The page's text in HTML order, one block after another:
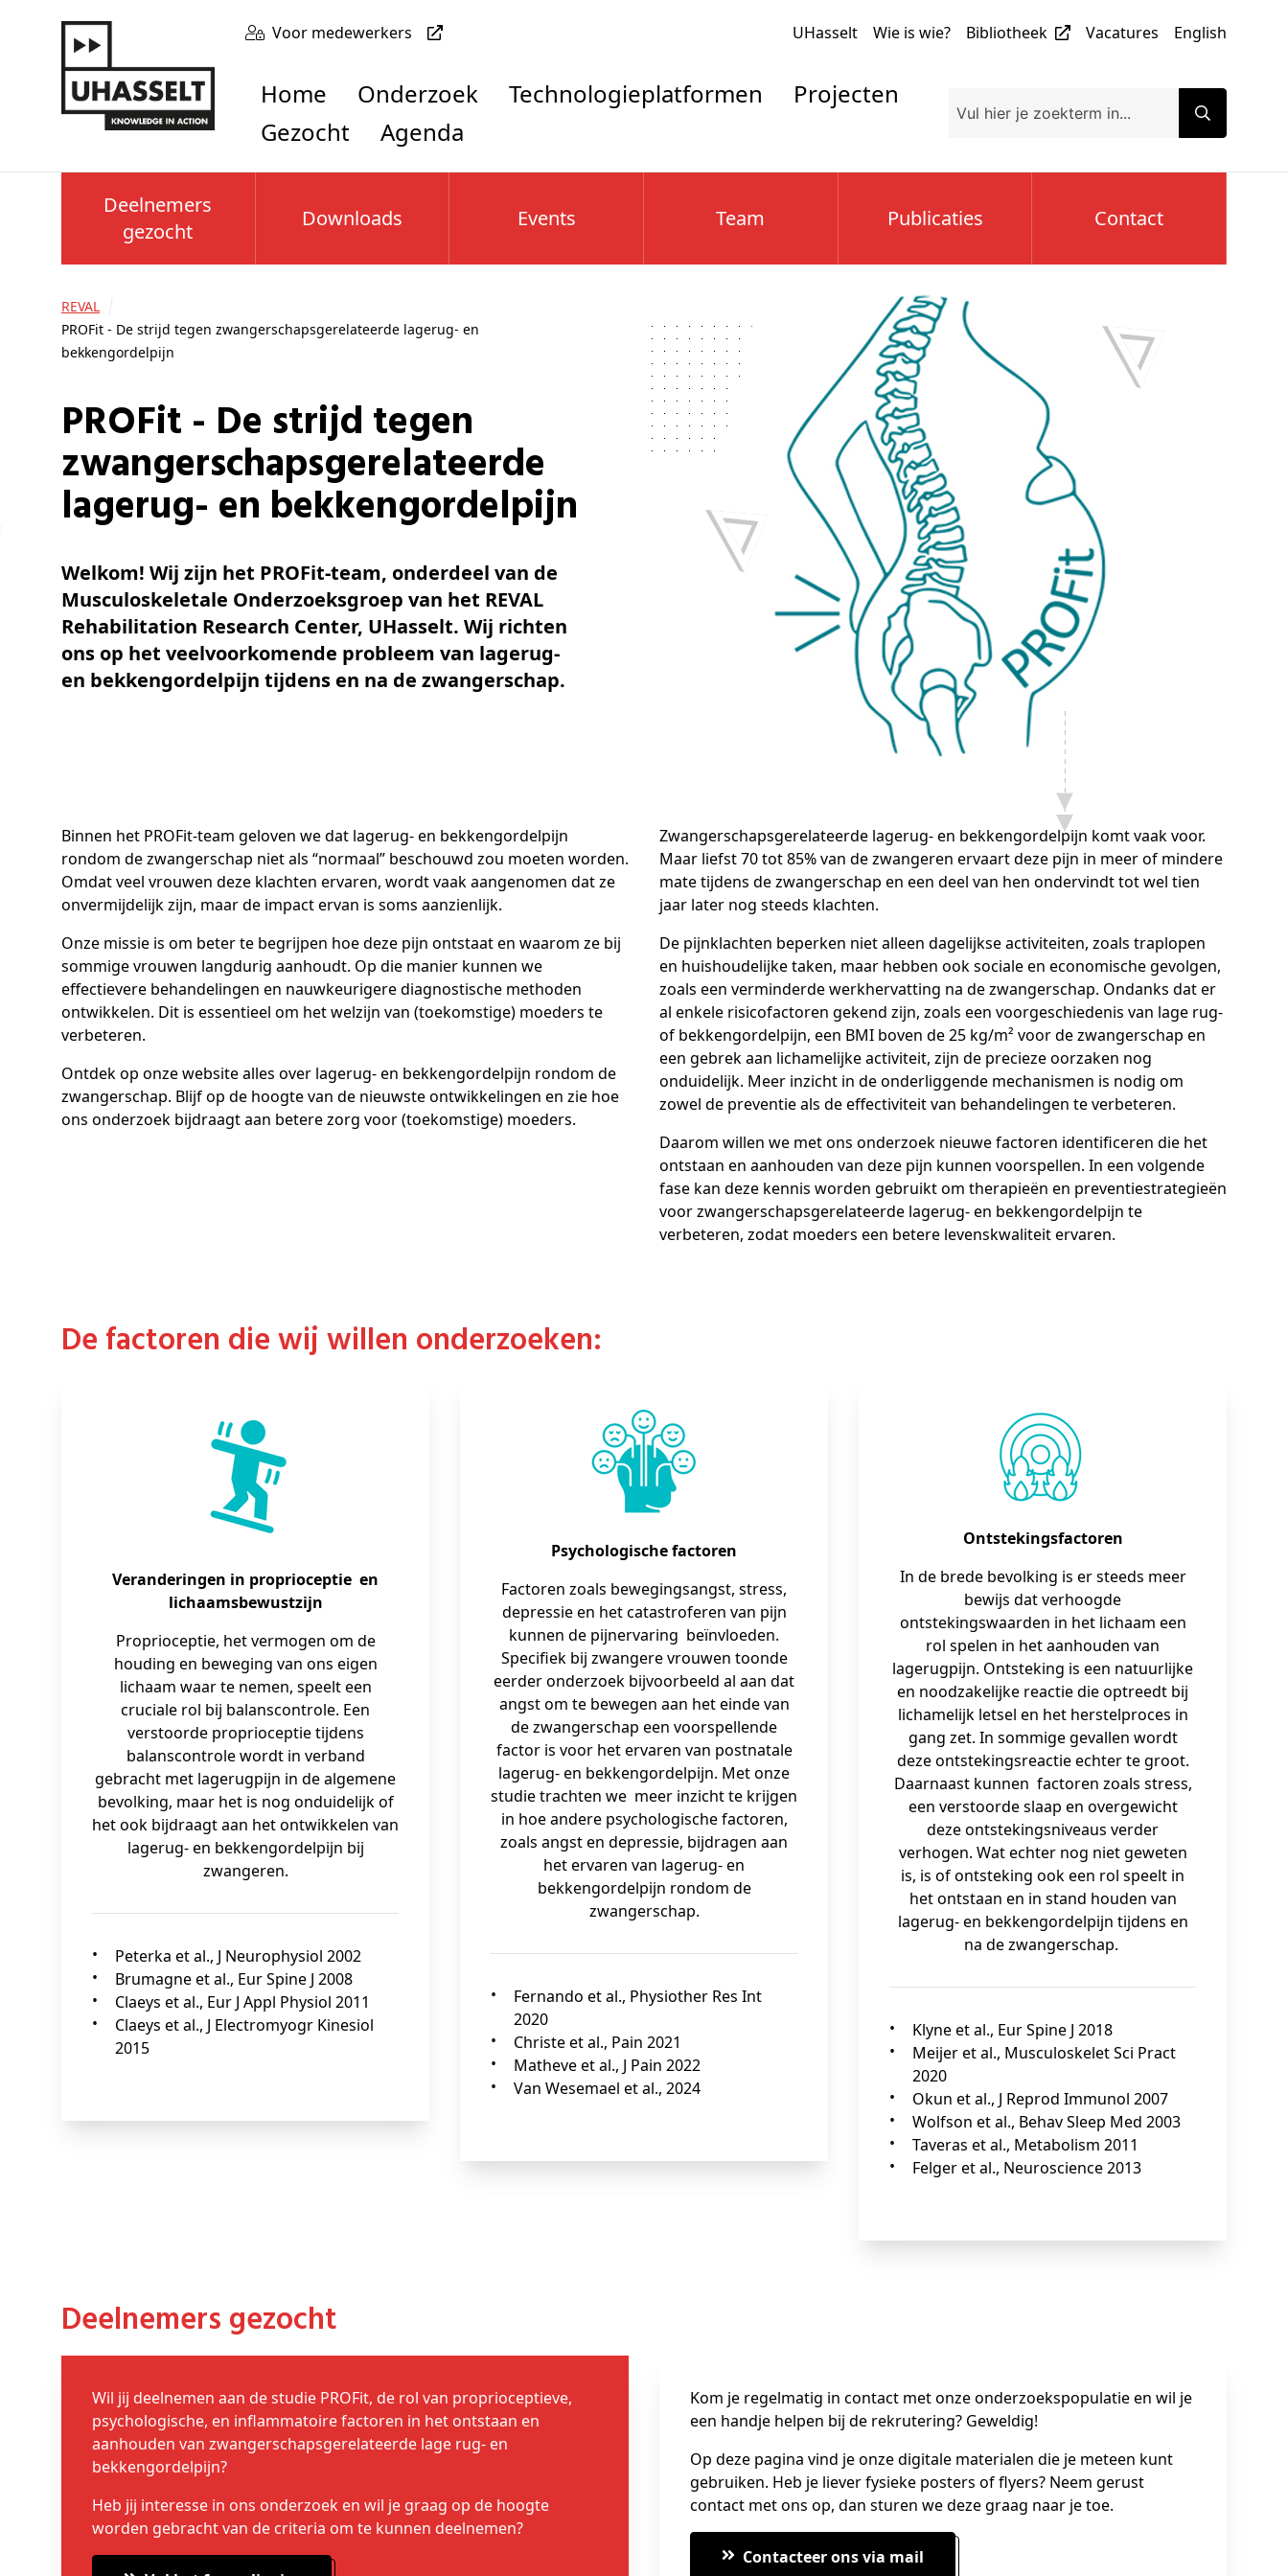
Voor medewerkers UHasselt Wie is wie? Bibliotheek Vacatures English
Home Onderzoek Technologieplatformen
Projecten
Gezocht
Agenda
Deelnemers
gezocht
Downloads Events Team Publicaties Contact
REVAL
PROFit - De strijd tegen zwangerschapsgerelateerde lagerug- en
bekkengordelpijn
PROFit - De strijd tegen
zwangerschapsgerelateerde
lagerug- en bekkengordelpijn
Welkom! Wij zijn het PROFit-team, onderdeel van de
Musculoskeletale Onderzoeksgroep van het REVAL
Rehabilitation Research Center, UHasselt. Wij richten
ons op het veelvoorkomende probleem van lagerug-
en bekkengordelpijn tijdens en na de zwangerschap.
Binnen het PROFit-team geloven we dat lagerug- en bekkengordelpijn
rondom de zwangerschap niet als “normaal” beschouwd zou moeten worden.
Omdat veel vrouwen deze klachten ervaren, wordt vaak aangenomen dat ze
onvermijdelijk zijn, maar de impact ervan is soms aanzienlijk.
Onze missie is om beter te begrijpen hoe deze pijn ontstaat en waarom ze bij
sommige vrouwen langdurig aanhoudt. Op die manier kunnen we
effectievere behandelingen en nauwkeurigere diagnostische methoden
ontwikkelen. Dit is essentieel om het welzijn van (toekomstige) moeders te
verbeteren.
Ontdek op onze website alles over lagerug- en bekkengordelpijn rondom de
zwangerschap. Blijf op de hoogte van de nieuwste ontwikkelingen en zie hoe
ons onderzoek bijdraagt aan betere zorg voor (toekomstige) moeders.
Zwangerschapsgerelateerde lagerug- en bekkengordelpijn komt vaak voor.
Maar liefst 70 tot 85% van de zwangeren ervaart deze pijn in meer of mindere
mate tijdens de zwangerschap en een deel van hen ondervindt tot wel tien
jaar later nog steeds klachten.
De pijnklachten beperken niet alleen dagelijkse activiteiten, zoals traplopen
en huishoudelijke taken, maar hebben ook sociale en economische gevolgen,
zoals een verminderde werkhervatting na de zwangerschap. Ondanks dat er
al enkele risicofactoren gekend zijn, zoals een voorgeschiedenis van lage rug-
of bekkengordelpijn, een BMI boven de 25 kg/m² voor de zwangerschap en
een gebrek aan lichamelijke activiteit, zijn de precieze oorzaken nog
onduidelijk. Meer inzicht in de onderliggende mechanismen is nodig om
zowel de preventie als de effectiviteit van behandelingen te verbeteren.
Daarom willen we met ons onderzoek nieuwe factoren identificeren die het
ontstaan en aanhouden van deze pijn kunnen voorspellen. In een volgende
fase kan deze kennis worden gebruikt om therapieën en preventiestrategieën
voor zwangerschapsgerelateerde lagerug- en bekkengordelpijn te
verbeteren, zodat moeders een betere levenskwaliteit ervaren.
De factoren die wij willen onderzoeken:
Veranderingen in proprioceptie en
lichaamsbewustzijn
Proprioceptie, het vermogen om de
houding en beweging van ons eigen
lichaam waar te nemen, speelt een
cruciale rol bij balanscontrole. Een
verstoorde proprioceptie tijdens
balanscontrole wordt in verband
gebracht met lagerugpijn in de algemene
bevolking, maar het is nog onduidelijk of
het ook bijdraagt aan het ontwikkelen van
lagerug- en bekkengordelpijn bij
zwangeren.
Peterka et al., J Neurophysiol 2002
Brumagne et al., Eur Spine J 2008
Claeys et al., Eur J Appl Physiol 2011
Claeys et al., J Electromyogr Kinesiol
2015
Psychologische factoren
Factoren zoals bewegingsangst, stress,
depressie en het catastroferen van pijn
kunnen de pijnervaring beïnvloeden.
Specifiek bij zwangere vrouwen toonde
eerder onderzoek bijvoorbeeld al aan dat
angst om te bewegen aan het einde van
de zwangerschap een voorspellende
factor is voor het ervaren van postnatale
lagerug- en bekkengordelpijn. Met onze
studie trachten we meer inzicht te krijgen
in hoe andere psychologische factoren,
zoals angst en depressie, bijdragen aan
het ervaren van lagerug- en
bekkengordelpijn rondom de
zwangerschap.
Fernando et al., Physiother Res Int
2020
Christe et al., Pain 2021
Matheve et al., J Pain 2022
Van Wesemael et al., 2024
Ontstekingsfactoren
In de brede bevolking is er steeds meer
bewijs dat verhoogde
ontstekingswaarden in het lichaam een
rol spelen in het aanhouden van
lagerugpijn. Ontsteking is een natuurlijke
en noodzakelijke reactie die optreedt bij
lichamelijk letsel en het herstelproces in
gang zet. In sommige gevallen wordt
deze ontstekingsreactie echter te groot.
Daarnaast kunnen factoren zoals stress,
een verstoorde slaap en overgewicht
deze ontstekingsniveaus verder
verhogen. Wat echter nog niet geweten
is, is of ontsteking ook een rol speelt in
het ontstaan en in stand houden van
lagerug- en bekkengordelpijn tijdens en
na de zwangerschap.
Klyne et al., Eur Spine J 2018
Meijer et al., Musculoskelet Sci Pract
2020
Okun et al., J Reprod Immunol 2007
Wolfson et al., Behav Sleep Med 2003
Taveras et al., Metabolism 2011
Felger et al., Neuroscience 2013
Deelnemers gezocht
Wil jij deelnemen aan de studie PROFit, de rol van proprioceptieve,
psychologische, en inflammatoire factoren in het ontstaan en
aanhouden van zwangerschapsgerelateerde lage rug- en
bekkengordelpijn?
Heb jij interesse in ons onderzoek en wil je graag op de hoogte
worden gebracht van de criteria om te kunnen deelnemen?
Kom je regelmatig in contact met onze onderzoekspopulatie en wil je
een handje helpen bij de rekrutering? Geweldig!
Op deze pagina vind je onze digitale materialen die je meteen kunt
gebruiken. Heb je liever fysieke posters of flyers? Neem gerust
contact met ons op, dan sturen we deze graag naar je toe.
Contacteer ons via mail